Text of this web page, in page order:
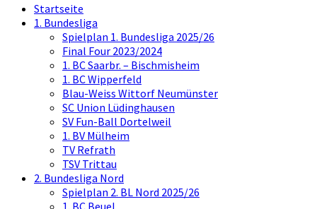
Startseite
1. Bundesliga
Spielplan 1. Bundesliga 2025/26
Final Four 2023/2024
1. BC Saarbr. – Bischmisheim
1. BC Wipperfeld
Blau-Weiss Wittorf Neumünster
SC Union Lüdinghausen
SV Fun-Ball Dortelweil
1. BV Mülheim
TV Refrath
TSV Trittau
2. Bundesliga Nord
Spielplan 2. BL Nord 2025/26
1. BC Beuel